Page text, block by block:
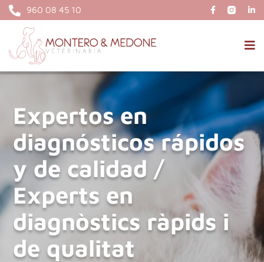
960 08 45 10
Expertos en
diagnósticos rápidos
y de calidad /
Experts en
diagnòstics ràpids i
de qualitat